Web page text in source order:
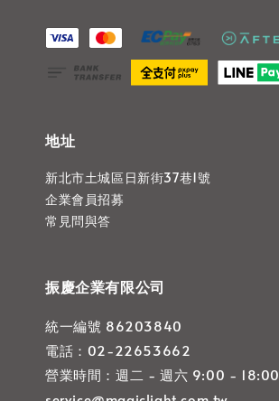
地址
新北市土城區日新街37巷1號
企業會員招募
常見問與答
振慶企業有限公司
統一編號 86203840
電話：02-22653662
營業時間：週二 - 週六 9:00 - 18:00